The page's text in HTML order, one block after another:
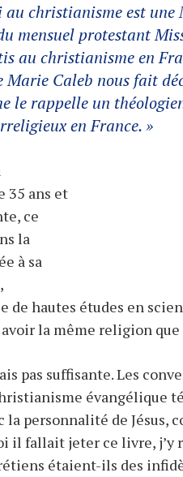
christianisme est une
mensuel protestant
au christianisme en
Marie Caleb nous fait
le rappelle un
en France. »
35 ans et
ce
la
à sa
de hautes études en
la même religion
pas suffisante. Les
évangélique
personnalité de Jésus,
il fallait jeter ce livre, j’y
étaient-ils des